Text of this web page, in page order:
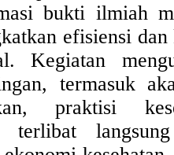
bukti ilmiah
efisiensi dan
Kegiatan
termasuk
praktisi
terlibat